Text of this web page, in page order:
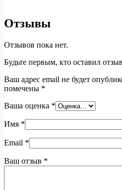
Отзывы
Отзывов пока нет.
Будьте первым, кто оставил
Ваш адрес email не будет
помечены *
Ваша оценка *
Имя *
Email *
Ваш отзыв *